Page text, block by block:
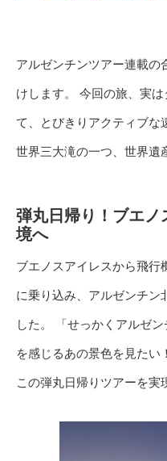
アルゼンチンツアー連載の
けします。 今回の旅、実
て、とびきりアクティブな
世界三大滝の一つ、世界遺
弾丸日帰り！ブエノ
境へ
ブエノスアイレスから飛行
に乗り込み、アルゼンチン
した。 「せっかくアルゼ
を感じるあの景色を見たい
この弾丸日帰りツアーを実